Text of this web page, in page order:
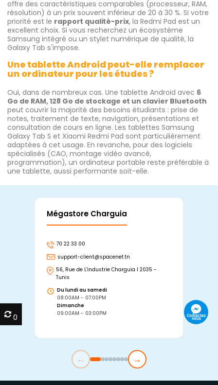
offre des caractéristiques comparables (processeur, RAM,
résolution) à un prix souvent inférieur de 20 à 30 %. Si votre
priorité est le rapport qualité-prix, la Redmi Pad est un
excellent choix. Si vous recherchez un écosystème
Samsung intégré ou un stylet numérique de qualité, la
Galaxy Tab s'impose.
Une tablette Android peut-elle remplacer
un ordinateur pour les études ?
Oui, dans de nombreux cas. Une tablette Android avec 6
Go de RAM, 128 Go de stockage et un clavier Bluetooth
peut couvrir la majorité des besoins étudiants : prise de
notes, traitement de texte, navigation, présentations et
consultation de cours en ligne. Les tablettes Samsung
Galaxy Tab S et Xiaomi Redmi Pad sont particulièrement
adaptées à cet usage. En revanche, pour des logiciels
spécialisés (CAO, montage vidéo avancé,
programmation), un ordinateur portable reste préférable à
une tablette, aussi performante soit-elle.
Mégastore Charguia
70 22 33 00
support-client@spacenet.tn
56, Rue de L'industrie Charguia I 2035 -
Tunis
Du lundi au samedi
08:00AM - 07:00PM
Dimanche
09:00AM - 03:00PM
← →
0
0